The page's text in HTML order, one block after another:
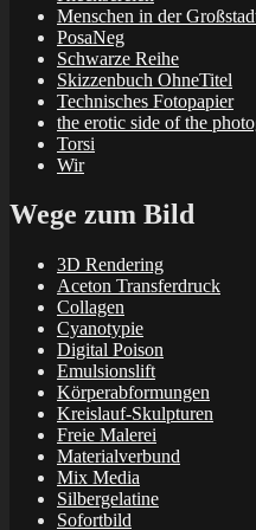
Menschen in der
PosaNeg
Schwarze Reihe
Skizzenbuch OhneTitel
Technisches Fotopapier
the erotic side of the
Torsi
Wir
Wege zum Bild
3D Rendering
Aceton Transferdruck
Collagen
Cyanotypie
Digital Poison
Emulsionslift
Körperabformungen
Kreislauf-Skulpturen
Freie Malerei
Materialverbund
Mix Media
Silbergelatine
Sofortbild